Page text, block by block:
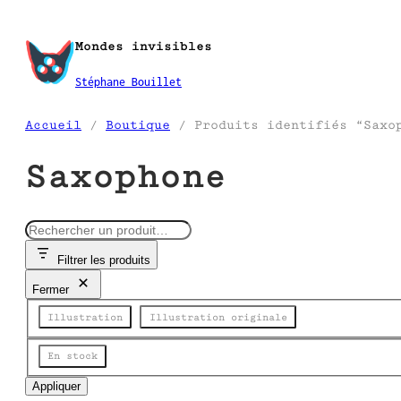
contenu
Mondes invisibles
Stéphane Bouillet
Accueil / Boutique / Produits identifiés
Saxophone
R
e
e
Filtrer les produits
Fermer
Catégorie
Illustration Illustration originale
Disponibilité
En stock
Appliquer